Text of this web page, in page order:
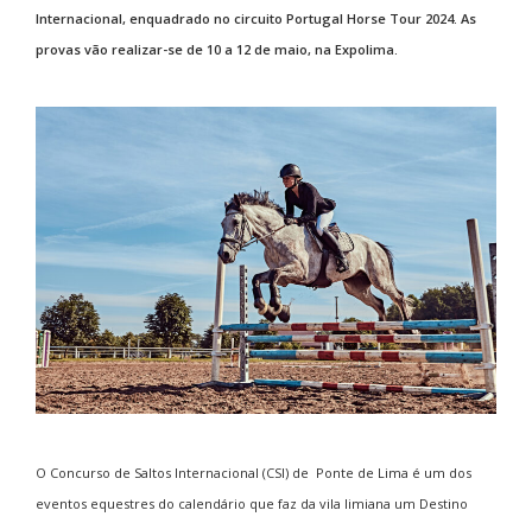
Internacional, enquadrado no circuito Portugal Horse Tour 2024. As
provas vão realizar-se de 10 a 12 de maio, na Expolima.
O Concurso de Saltos Internacional (CSI) de Ponte de Lima é um dos
eventos equestres do calendário que faz da vila limiana um Destino